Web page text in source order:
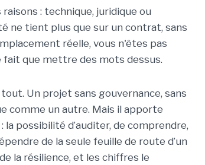
: technique, juridique ou
ne tient plus que sur un contrat, sans
réelle, vous n'êtes pas
fait que mettre des mots dessus.
Un projet sans gouvernance, sans
comme un autre. Mais il apporte
la possibilité d’auditer, de comprendre,
de la seule feuille de route d’un
la résilience, et les chiffres le